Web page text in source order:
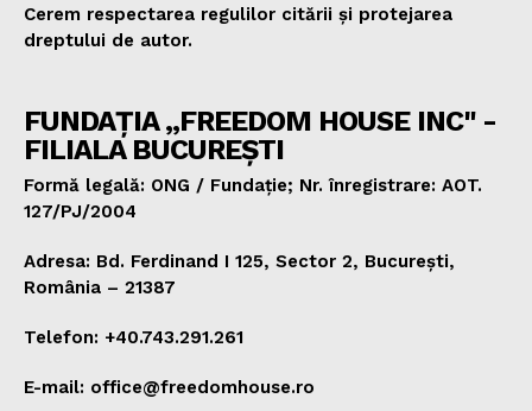
Cerem respectarea regulilor citării și protejarea
dreptului de autor.
FUNDAȚIA „FREEDOM HOUSE INC" -
FILIALA BUCUREȘTI
Formă legală: ONG / Fundație; Nr. înregistrare: AOT.
127/PJ/2004
Adresa: Bd. Ferdinand I 125, Sector 2, București,
România – 21387
Telefon: +40.743.291.261
E-mail: office@freedomhouse.ro